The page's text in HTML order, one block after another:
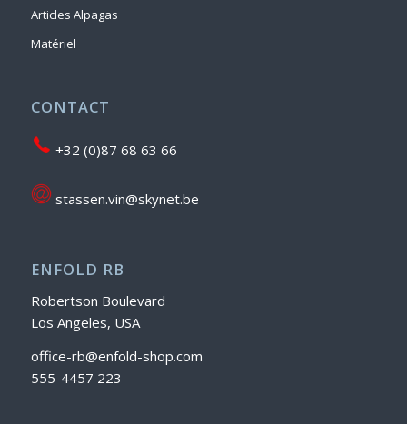
Articles Alpagas
Matériel
CONTACT
+32 (0)87 68 63 66
stassen.vin@skynet.be
ENFOLD RB
Robertson Boulevard
Los Angeles, USA
office-rb@enfold-shop.com
555-4457 223